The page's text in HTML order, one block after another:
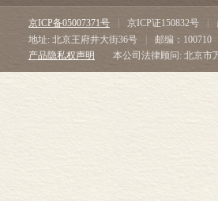
京ICP备05007371号 京ICP证150832号
地址: 北京王府井大街36号
邮编：100710
产品隐私权声明
本公司法律顾问: 北京市